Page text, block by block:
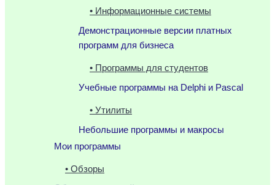
• Информационные системы
Демонстрационные версии платных
программ для бизнеса
• Программы для студентов
Учебные программы на Delphi и Pascal
• Утилиты
Небольшие программы и макросы
Мои программы
• Обзоры